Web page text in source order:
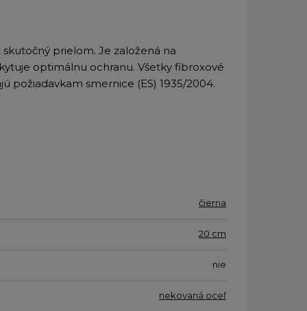
prielom. Je založená na
optimálnu ochranu. Všetky fibroxové
požiadavkam smernice (ES) 1935/2004.
čierna
20 cm
nie
nekovaná oceľ